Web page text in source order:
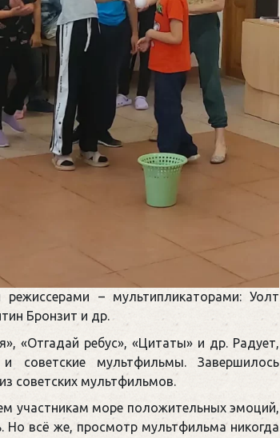
– мультипликаторами: Уолт
Бронзит и др.
«Отгадай ребус», «Цитаты» и др. Радует,
мультфильмы. Завершилось
советских мультфильмов.
участникам море положительных эмоций,
Но всё же, просмотр мультфильма никогда